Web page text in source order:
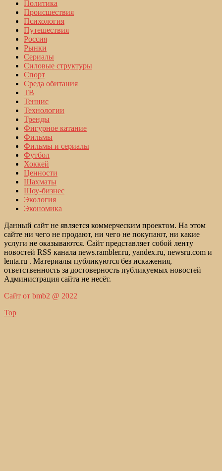
Политика
Происшествия
Психология
Путешествия
Россия
Рынки
Сериалы
Силовые структуры
Спорт
Среда обитания
ТВ
Теннис
Технологии
Тренды
Фигурное катание
Фильмы
Фильмы и сериалы
Футбол
Хоккей
Ценности
Шахматы
Шоу-бизнес
Экология
Экономика
Данный сайт не является коммерческим проектом. На этом
сайте ни чего не продают, ни чего не покупают, ни какие
услуги не оказываются. Сайт представляет собой ленту
новостей RSS канала news.rambler.ru, yandex.ru, newsru.com и
lenta.ru . Материалы публикуются без искажения,
ответственность за достоверность публикуемых новостей
Администрация сайта не несёт.
Сайт от bmb2 @ 2022
Top